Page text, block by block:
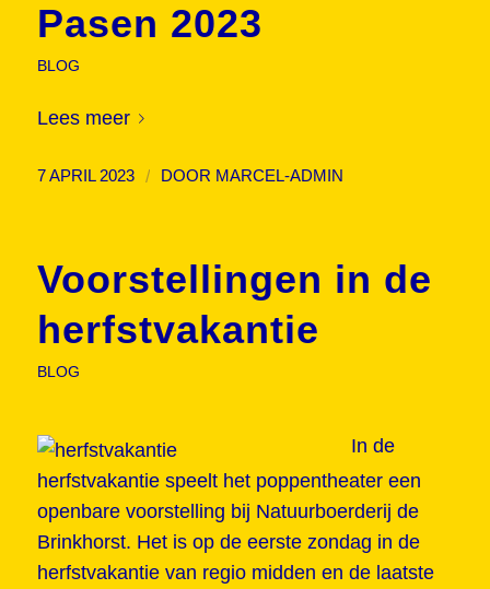
Pasen 2023
BLOG
Lees meer
7 APRIL 2023 / DOOR MARCEL-ADMIN
Voorstellingen in de
herfstvakantie
BLOG
In de
herfstvakantie speelt het poppentheater een
openbare voorstelling bij Natuurboerderij de
Brinkhorst. Het is op de eerste zondag in de
herfstvakantie van regio midden en de laatste